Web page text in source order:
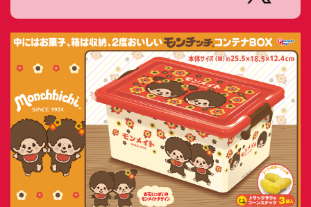
ーナッ
ツクラ
ブのプ
ライズ
商品の
Xはこ
ちら